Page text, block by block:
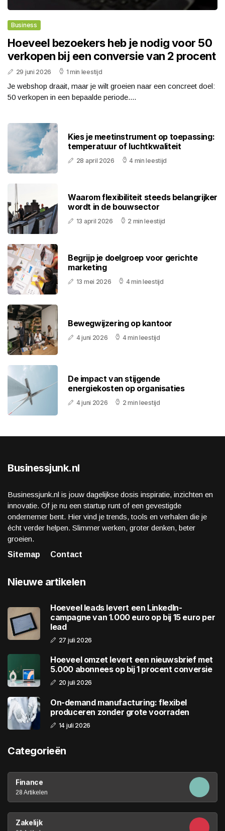
Business
Hoeveel bezoekers heb je nodig voor 50
verkopen bij een conversie van 2 procent
29 juni 2026 1 min leestijd
Je webshop draait, maar je wilt groeien naar een concreet doel:
50 verkopen in een bepaalde periode....
Kies je meetinstrument op toepassing:
temperatuur of luchtkwaliteit
28 april 2026 4 min leestijd
Waarom flexibiliteit steeds belangrijker
wordt in de bouwsector
13 april 2026 2 min leestijd
Begrijp je doelgroep voor gerichte
marketing
13 mei 2026 4 min leestijd
Bewegwijzering op kantoor
4 juni 2026 4 min leestijd
De impact van stijgende
energiekosten op organisaties
4 juni 2026 2 min leestijd
Businessjunk.nl
Businessjunk.nl is jouw dagelijkse dosis inspiratie, inzichten en
innovatie. Of je nu een startup runt of een gevestigde
ondernemer bent. Hier vind je trends, tools en verhalen die je
écht verder helpen. Slimmer werken, groter denken, beter
groeien.
Sitemap
Contact
Nieuwe artikelen
Hoeveel leads levert een LinkedIn-
campagne van 1.000 euro op bij 15 euro per
lead
27 juli 2026
Hoeveel omzet levert een nieuwsbrief met
5.000 abonnees op bij 1 procent conversie
20 juli 2026
On-demand manufacturing: flexibel
produceren zonder grote voorraden
14 juli 2026
Categorieën
Finance
28 Artikelen
Zakelijk